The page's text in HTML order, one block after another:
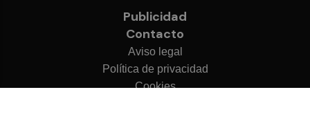
Publicidad
Contacto
Aviso legal
Política de privacidad
Cookies